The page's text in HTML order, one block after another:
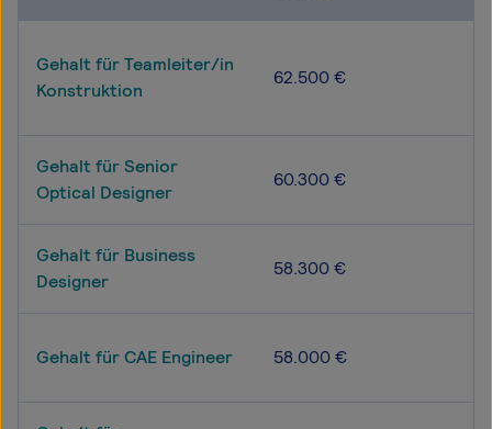
Gehalt für Teamleiter/in
Konstruktion
62.500 €
Gehalt für Senior
Optical Designer
60.300 €
Gehalt für Business
Designer
58.300 €
Gehalt für CAE Engineer 58.000 €